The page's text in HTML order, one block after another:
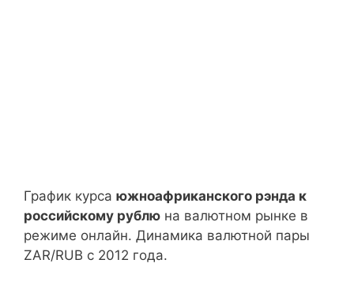
График курса южноафриканского рэнда к
российскому рублю на валютном рынке в
режиме онлайн. Динамика валютной пары
ZAR/RUB с 2012 года.